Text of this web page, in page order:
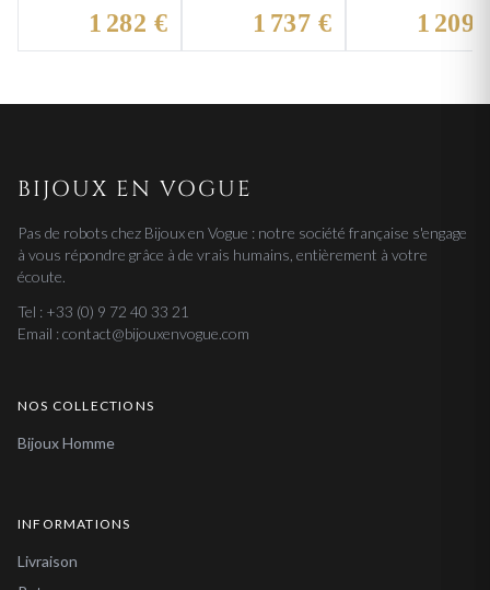
1 282 € 1 737 € 1 209
BIJOUX EN VOGUE
Pas de robots chez Bijoux en Vogue : notre société française s'engage
à vous répondre grâce à de vrais humains, entièrement à votre
écoute.
Tel : +33 (0) 9 72 40 33 21
Email : contact@bijouxenvogue.com
NOS COLLECTIONS
Bijoux Homme
INFORMATIONS
Livraison